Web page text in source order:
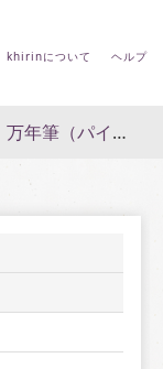
khirinについて ヘルプ
万年筆（パイロット）